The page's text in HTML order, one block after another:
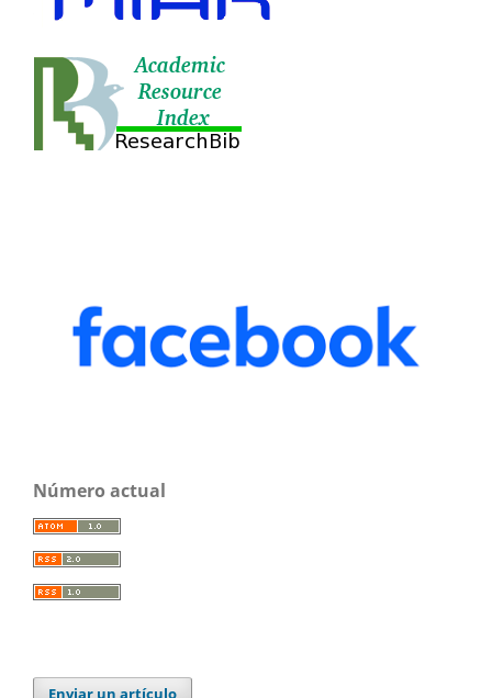
Número actual
Enviar un artículo